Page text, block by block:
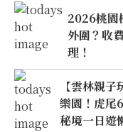
2026桃園
外圍？收
理！
【雲林親
樂園！虎尾
秘境一日遊